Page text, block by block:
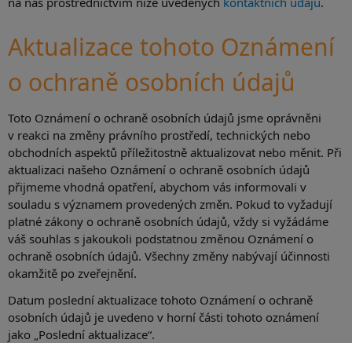
Aktualizace tohoto Oznámení
o ochraně osobních údajů
Toto Oznámení o ochraně osobních údajů jsme oprávněni
v reakci na změny právního prostředí, technických nebo
obchodních aspektů příležitostně aktualizovat nebo měnit. Při
aktualizaci našeho Oznámení o ochraně osobních údajů
přijmeme vhodná opatření, abychom vás informovali v
souladu s významem provedených změn. Pokud to vyžadují
platné zákony o ochraně osobních údajů, vždy si vyžádáme
váš souhlas s jakoukoli podstatnou změnou Oznámení o
ochraně osobních údajů. Všechny změny nabývají účinnosti
okamžitě po zveřejnění.
Datum poslední aktualizace tohoto Oznámení o ochraně
osobních údajů je uvedeno v horní části tohoto oznámení
jako „Poslední aktualizace“.